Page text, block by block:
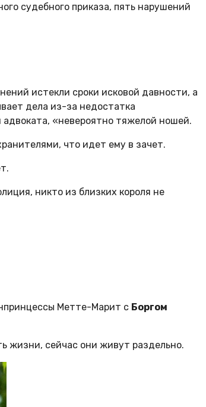
судебного приказа, пять нарушений
истекли сроки исковой давности, а
дела из-за недостатка
«невероятно тяжелой ношей.
что идет ему в зачет.
никто из близких короля не
Метте-Марит с Боргом
жизни, сейчас они живут раздельно.